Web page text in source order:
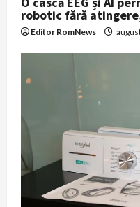
robotic fără
Editor RomNews